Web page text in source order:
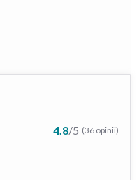
4.8/5 (36 opinii)